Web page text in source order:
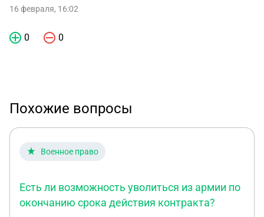
16 февраля, 16:02
0 0
Похожие вопросы
Военное право
Есть ли возможность уволиться из армии по
окончанию срока действия контракта?